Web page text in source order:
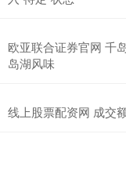
欧亚联合证券官网 千
岛湖风味
线上股票配资网 成交